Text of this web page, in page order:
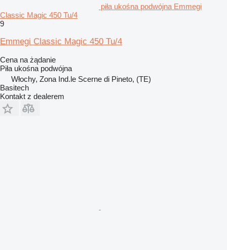
piła ukośna podwójna Emmegi
Classic Magic 450 Tu/4
9
Emmegi Classic Magic 450 Tu/4
Cena na żądanie
Piła ukośna podwójna
Włochy, Zona Ind.le Scerne di Pineto, (TE)
Basitech
Kontakt z dealerem